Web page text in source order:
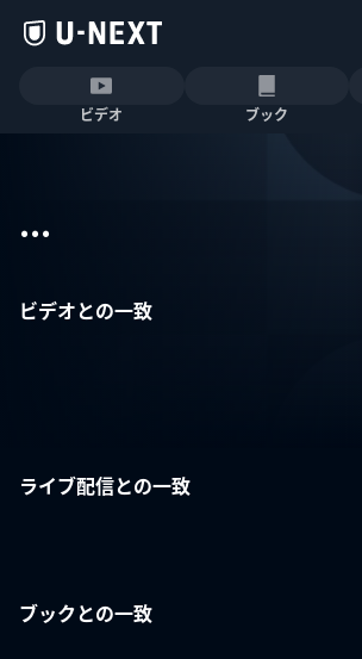
ビデオ ブック
...
ビデオとの一致
ライブ配信との一致
ブックとの一致